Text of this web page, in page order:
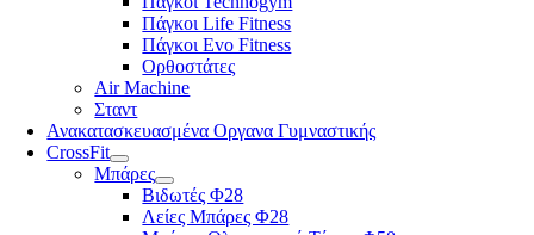
Πάγκοι Life Fitness
Πάγκοι Evo Fitness
Ορθοστάτες
Air Machine
Σταντ
Ανακατασκευασμένα Οργανα Γυμναστικής
CrossFit
Μπάρες
Βιδωτές Φ28
Λείες Μπάρες Φ28